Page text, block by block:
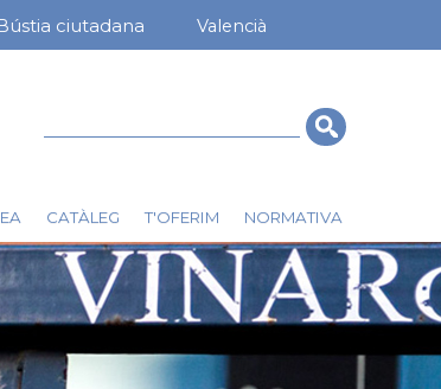
Valencià
ciutadana
CATÀLEG T'OFERIM NORMATIVA